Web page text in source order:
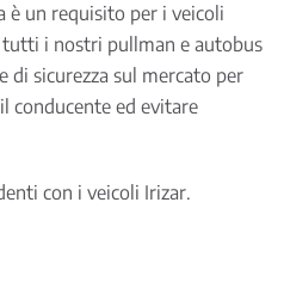
è un requisito per i veicoli
i nostri pullman e autobus
di sicurezza sul mercato per
conducente ed evitare
con i veicoli Irizar.